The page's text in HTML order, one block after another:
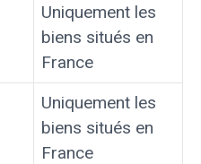
Uniquement les
biens situés en
France
Uniquement les
biens situés en
France